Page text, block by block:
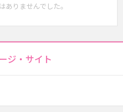
ありませんでした。
ジ・サイト